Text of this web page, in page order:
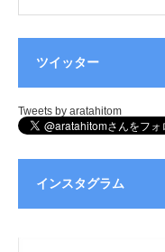
ツイッター
Tweets by aratahitom
インスタグラム